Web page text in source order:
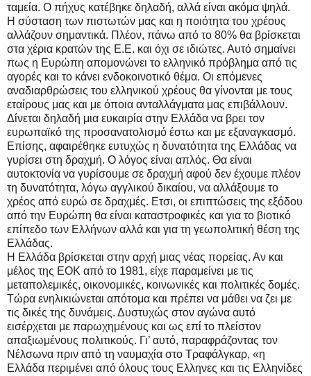
ταμεία. Ο πήχυς κατέβηκε δηλαδή, αλλά είναι ακόμα ψηλά.
Η σύσταση των πιστωτών μας και η ποιότητα του χρέους
αλλάζουν σημαντικά. Πλέον, πάνω από το 80% θα βρίσκεται
στα χέρια κρατών της Ε.Ε. και όχι σε ιδιώτες. Αυτό σημαίνει
πως η Ευρώπη απομονώνει το ελληνικό πρόβλημα από τις
αγορές και το κάνει ενδοκοινοτικό θέμα. Οι επόμενες
αναδιαρθρώσεις του ελληνικού χρέους θα γίνονται με τους
εταίρους μας και με όποια ανταλλάγματα μας επιβάλλουν.
Δίνεται δηλαδή μια ευκαιρία στην Ελλάδα να βρει τον
ευρωπαϊκό της προσανατολισμό έστω και με εξαναγκασμό.
Επίσης, αφαιρέθηκε ευτυχώς η δυνατότητα της Ελλάδας να
γυρίσει στη δραχμή. Ο λόγος είναι απλός. Θα είναι
αυτοκτονία να γυρίσουμε σε δραχμή αφού δεν έχουμε πλέον
τη δυνατότητα, λόγω αγγλικού δικαίου, να αλλάξουμε το
χρέος από ευρώ σε δραχμές. Ετσι, οι επιπτώσεις της εξόδου
από την Ευρώπη θα είναι καταστροφικές και για το βιοτικό
επίπεδο των Ελλήνων αλλά και για τη γεωπολιτική θέση της
Ελλάδας.
Η Ελλάδα βρίσκεται στην αρχή μιας νέας πορείας. Αν και
μέλος της ΕΟΚ από το 1981, είχε παραμείνει με τις
μεταπολεμικές, οικονομικές, κοινωνικές και πολιτικές δομές.
Τώρα ενηλικιώνεται απότομα και πρέπει να μάθει να ζει με
τις δικές της δυνάμεις. Δυστυχώς στον αγώνα αυτό
εισέρχεται με παρωχημένους και ως επί το πλείστον
απαξιωμένους πολιτικούς. Γι’ αυτό, παραφράζοντας τον
Νέλσωνα πριν από τη ναυμαχία στο Τραφάλγκαρ, «η
Ελλάδα περιμένει από όλους τους Ελληνες και τις Ελληνίδες